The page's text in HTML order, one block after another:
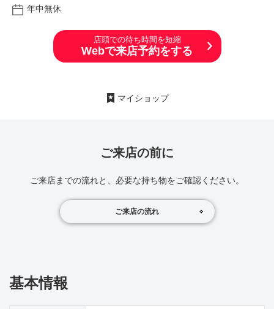
年中無休
店頭での待ち時間を短縮
Webで来店予約をする
マイショップ
ご来店の前に
ご来店までの流れと、必要な持ち物をご確認ください。
ご来店の流れ
基本情報